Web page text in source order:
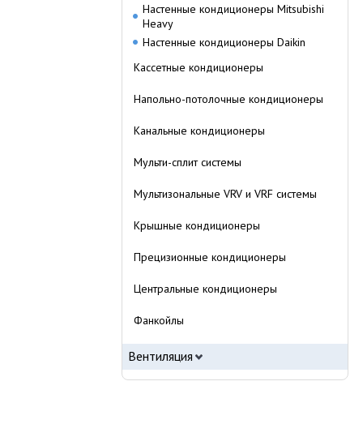
Настенные кондиционеры Mitsubishi
Heavy
Настенные кондиционеры Daikin
Кассетные кондиционеры
Напольно-потолочные кондиционеры
Канальные кондиционеры
Мульти-сплит системы
Мультизональные VRV и VRF системы
Крышные кондиционеры
Прецизионные кондиционеры
Центральные кондиционеры
Фанкойлы
Вентиляция